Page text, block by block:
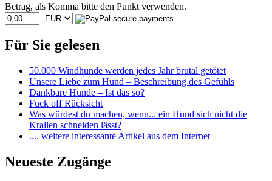
Betrag, als Komma bitte den Punkt verwenden.
Für Sie gelesen
50.000 Windhunde werden jedes Jahr brutal getötet
Unsere Liebe zum Hund – Beschreibung des Gefühls
Dankbare Hunde – Ist das so?
Fuck off Rücksicht
Was würdest du machen, wenn... ein Hund sich nicht die
Krallen schneiden lässt?
.... weitere interessante Artikel aus dem Internet
Neueste Zugänge